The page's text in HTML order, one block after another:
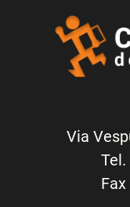
Via
Tel.